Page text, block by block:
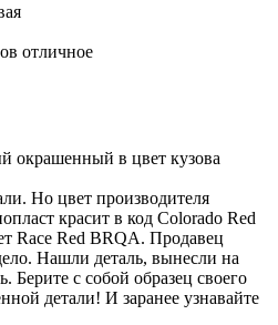
отличное
окрашенный в цвет кузова
Но цвет производителя
красит в код Colorado Red
Race Red BRQA. Продавец
Нашли деталь, вынесли на
Берите с собой образец своего
детали! И заранее узнавайте